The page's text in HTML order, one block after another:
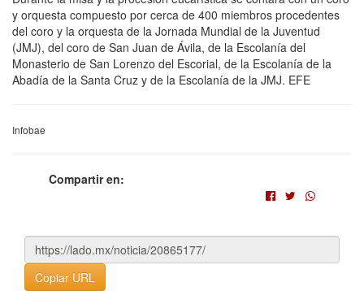
y orquesta compuesto por cerca de 400 miembros procedentes
del coro y la orquesta de la Jornada Mundial de la Juventud
(JMJ), del coro de San Juan de Ávila, de la Escolanía del
Monasterio de San Lorenzo del Escorial, de la Escolanía de la
Abadía de la Santa Cruz y de la Escolanía de la JMJ. EFE
Infobae
Compartir en:
Copiar URL